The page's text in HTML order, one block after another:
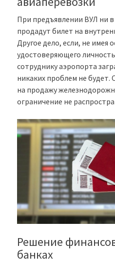
При предъявлении ВУЛ ни
продадут билет на
Другое дело, если, не имея
удостоверяющего
сотруднику аэропорта
никаких проблем не
на продажу
ограничение не
Решение
банках